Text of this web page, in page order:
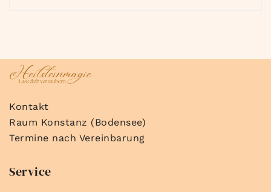
Kontakt
Raum Konstanz (Bodensee)
Termine nach Vereinbarung
Service